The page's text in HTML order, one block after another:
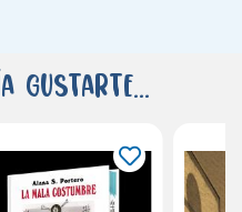
gustarte...